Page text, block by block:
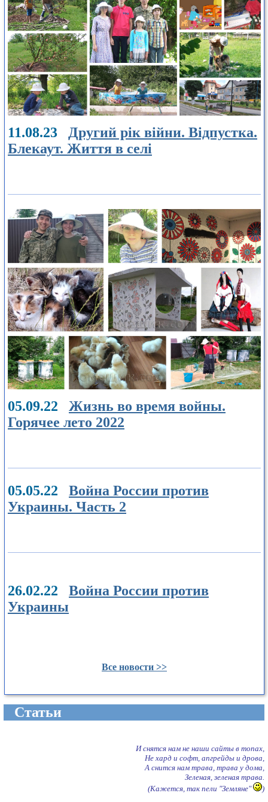
11.08.23 Другий рік війни. Відпустка.
Блекаут. Життя в селі
05.09.22 Жизнь во время войны.
Горячее лето 2022
05.05.22 Война России против
Украины. Часть 2
26.02.22 Война России против
Украины
Все новости >>
Cтатьи
И снятся нам не наши сайты в топах,
Не хард и софт, апгрейды и дрова,
А снится нам трава, трава у дома,
Зеленая, зеленая трава.
(Кажется, так пели "Земляне"
)